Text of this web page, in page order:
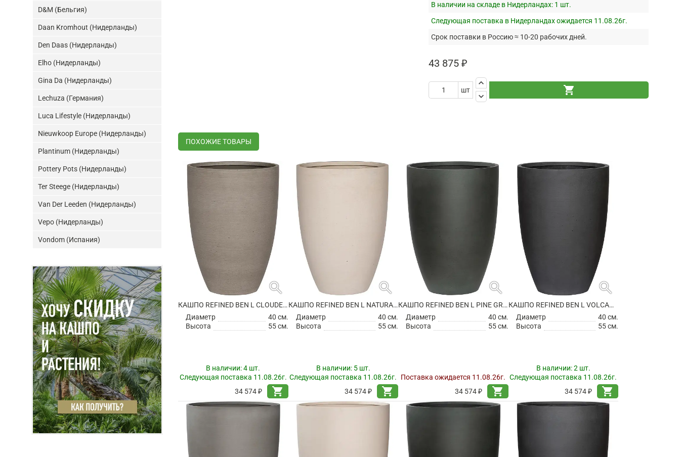
В наличии на складе в Нидерландах: 1 шт.
Следующая поставка в Нидерландах ожидается 11.08.26г.
Срок поставки в Россию ≈ 10-20 рабочих дней.
43 875 ₽
шт
keyboard_arrow_up
keyboard_arrow_down
shopping_cart
ПОХОЖИЕ ТОВАРЫ
search
КАШПО REFINED BEN L CLOUDED GREY
Диаметр
40 см.
Высота
55 см.
В наличии:4 шт.
Следующая поставка 11.08.26г.
34 574 ₽
shopping_cart
search
КАШПО REFINED BEN L NATURAL WHITE
Диаметр
40 см.
Высота
55 см.
В наличии: 5 шт.
Следующая поставка 11.08.26г.
34 574 ₽
shopping_cart
search
КАШПО REFINED BEN L PINE GREEN
Диаметр
40 см.
Высота
55 см.
Поставка ожидается 11.08.26г.
34 574 ₽
shopping_cart
search
КАШПО REFINED BEN L VOLCANO BLACK
Диаметр
40 см.
Высота
55 см.
В наличии:2 шт.
Следующая поставка 11.08.26г.
34 574 ₽
shopping_cart
D&M (Бельгия)
Daan Kromhout (Нидерланды)
Den Daas (Нидерланды)
Elho (Нидерланды)
Gina Da (Нидерланды)
Lechuza (Германия)
Luca Lifestyle (Нидерланды)
Nieuwkoop Europe (Нидерланды)
Plantinum (Нидерланды)
Pottery Pots (Нидерланды)
Ter Steege (Нидерланды)
Van Der Leeden (Нидерланды)
Vepo (Нидерланды)
Vondom (Испания)